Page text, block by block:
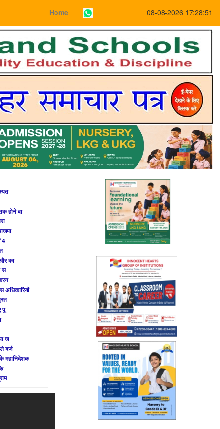
Home 08-08-2026 17:28:51
होने वा
4
का
स
पू
ज
दर्ज
महानिदेशक